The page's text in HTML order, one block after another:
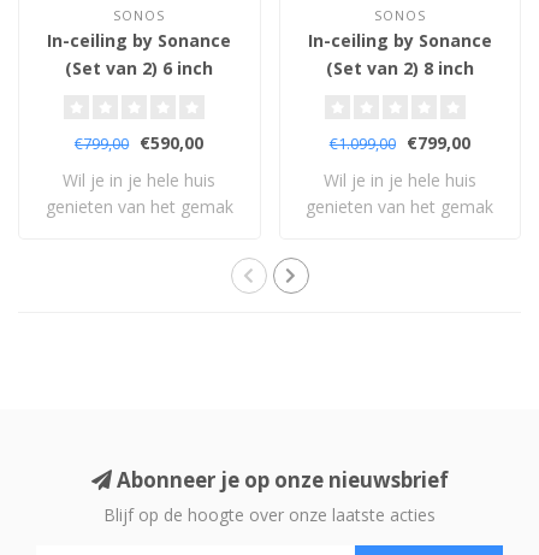
SONOS
In-ceiling by Sonance
(Set van 2) 6 inch
€799,00 €590,00
Wil je in je hele huis
genieten van het gemak
SONOS
In-ceiling by Sonance
(Set van 2) 8 inch
€1.099,00
€799,00
Wil je in je hele huis
genieten van het gemak
Abonneer je op onze nieuwsbrief
Blijf op de hoogte over onze laatste acties